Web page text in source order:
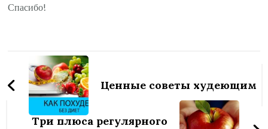
Спасибо!
Навигация
по
записям
Ценные советы худеющим
Три плюса регулярного